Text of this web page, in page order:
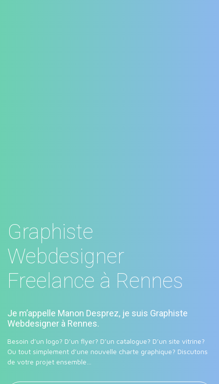
Graphiste
Webdesigner
Freelance à Rennes
Je m’appelle Manon Desprez, je suis Graphiste
Webdesigner à Rennes.
Besoin d’un logo? D’un flyer? D’un catalogue? D’un site vitrine?
Ou tout simplement d’une nouvelle charte graphique? Discutons
de votre projet ensemble…